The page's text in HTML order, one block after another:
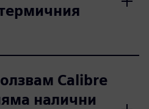
Calibre
налични